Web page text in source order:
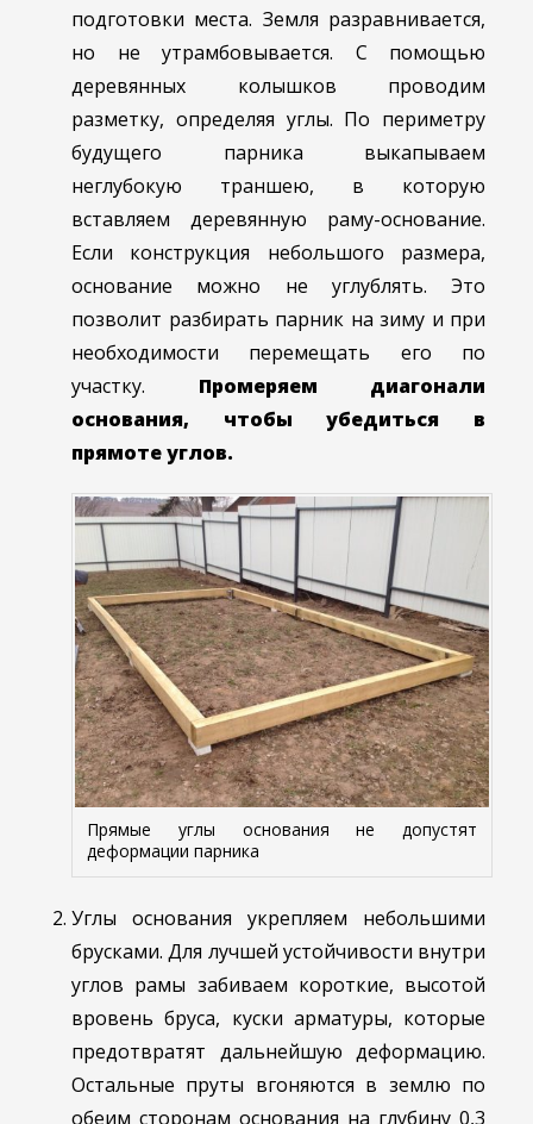
подготовки места. Земля разравнивается,
но не утрамбовывается. С помощью
деревянных колышков проводим
разметку, определяя углы. По периметру
будущего парника выкапываем
неглубокую траншею, в которую
вставляем деревянную раму-основание.
Если конструкция небольшого размера,
основание можно не углублять. Это
позволит разбирать парник на зиму и при
необходимости перемещать его по
участку. Промеряем диагонали
основания, чтобы убедиться в
прямоте углов.
Прямые углы основания не допустят
деформации парника
Углы основания укрепляем небольшими
брусками. Для лучшей устойчивости внутри
углов рамы забиваем короткие, высотой
вровень бруса, куски арматуры, которые
предотвратят дальнейшую деформацию.
Остальные пруты вгоняются в землю по
обеим сторонам основания на глубину 0,3